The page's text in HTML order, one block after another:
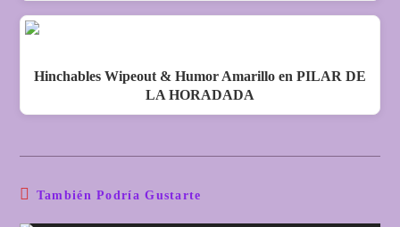
Hinchables Wipeout & Humor Amarillo en PILAR DE
LA HORADADA
También Podría Gustarte